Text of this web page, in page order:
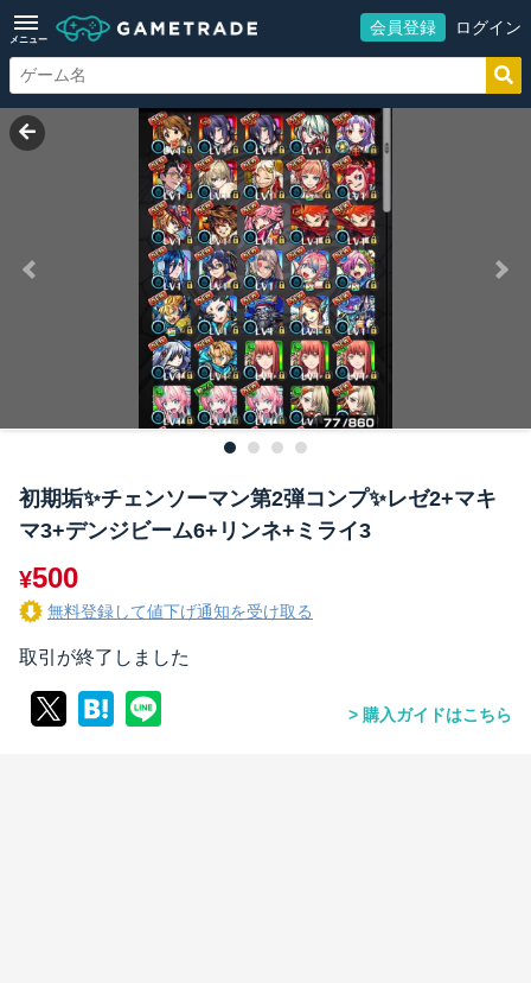
メニュー
会員登録 ログイン
初期垢✨チェンソーマン第2弾コンプ✨レゼ2+マキ
マ3+デンジビーム6+リンネ+ミライ3
¥500
無料登録して値下げ通知を受け取る
取引が終了しました
購入ガイドはこちら